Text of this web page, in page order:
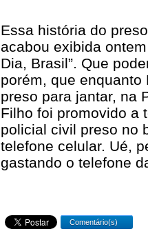
Essa história do
acabou exibida
Dia, Brasil”. Que
porém, que
preso para jantar, na
Filho foi promovido a
policial civil preso no
telefone celular. Ué,
gastando o telefone
Comentário(s)